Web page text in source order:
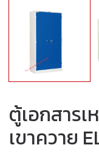
ตู้เอกสาร
เขาควาย